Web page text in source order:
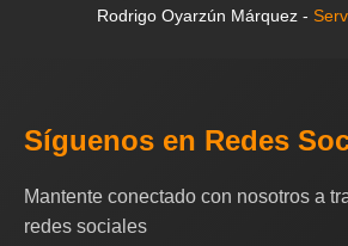
Rodrigo Oyarzún Márquez -
Síguenos en Redes
Mantente conectado con nosotros a
redes sociales